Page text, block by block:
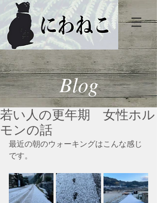
Blog
若い人の更年期 女性ホル
モンの話
最近の朝のウォーキングはこんな感じ
です。